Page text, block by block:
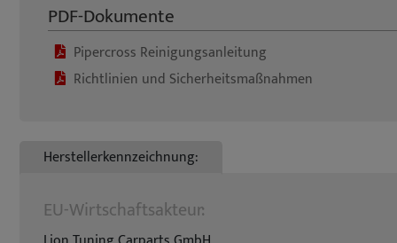
PDF-Dokumente
Pipercross Reinigungsanleitung
Richtlinien und Sicherheitsmaßnahmen
Herstellerkennzeichnung:
EU-Wirtschaftsakteur: